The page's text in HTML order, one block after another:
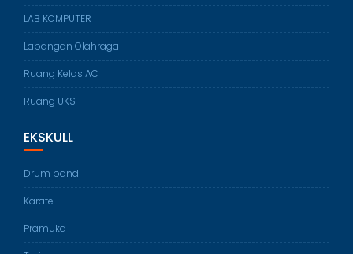
LAB KOMPUTER
Lapangan Olahraga
Ruang Kelas AC
Ruang UKS
EKSKULL
Drum band
Karate
Pramuka